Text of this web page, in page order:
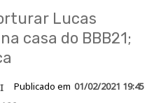
Lucas
casa do BBB21;
Publicado em 01/02/2021 19:45